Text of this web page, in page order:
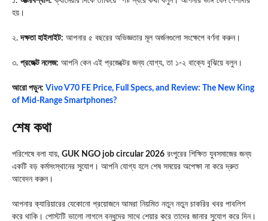
হয়।
২.দক্ষতা হাইলাইট: আপনার ৫ বছরের অভিজ্ঞতার মূল অর্জনগুলো সংক্ষেপে বর্ণনা করুন।
৩. প্রজেক্ট নলেজ: আপনি কেন এই প্রজেক্টের জন্য যোগ্য, তা ১-২ বাক্যে বুঝিয়ে বলুন।
আরো পড়ুন: Vivo V70 FE Price, Full Specs, and Review: The New King
of Mid-Range Smartphones?
শেষ কথা
পরিশেষে বলা যায়, GUK NGO job circular 2026 রংপুরের শিক্ষিত যুবসমাজের জন্য
একটি বড় কর্মসংস্থানের সুযোগ। আপনি যোগ্য হলে শেষ সময়ের অপেক্ষা না করে দ্রুত
আবেদন করুন।
আপনার ক্যারিয়ারের যেকোনো প্রয়োজনে আমরা নিয়মিত নতুন নতুন চাকরির খবর পাবলিশ
করে থাকি। পোস্টটি ভালো লাগলে বন্ধুদের সাথে শেয়ার করে তাদের জানার সুযোগ করে দিন।